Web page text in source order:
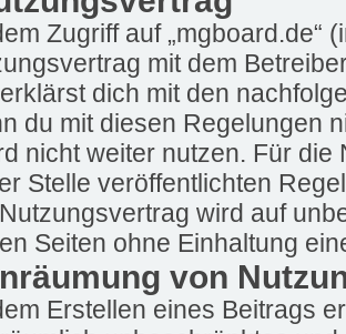
Zugriff auf „mgboard.de“
mit dem
dich mit den
du mit diesen Regelungen
nicht weiter nutzen. Für
Stelle veröffentlichten
wird auf
Seiten ohne Einhaltung
von
Erstellen eines Beitrags